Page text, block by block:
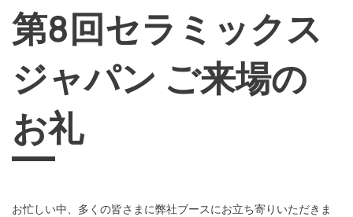
第8回セラミックス
ジャパン ご来場の
お礼
お忙しい中、多くの皆さまに弊社ブースにお⽴ち寄りいただきま